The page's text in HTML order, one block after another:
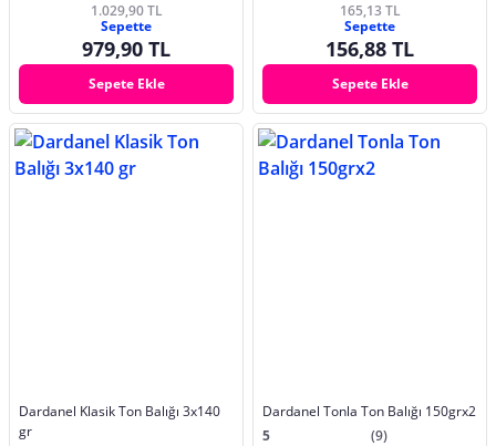
1.029,90 TL
Sepette
979,90 TL
Sepete Ekle
165,13 TL
Sepette
156,88 TL
Sepete Ekle
Dardanel Klasik Ton Balığı 3x140
gr
Dardanel Tonla Ton Balığı 150grx2
5
(9)